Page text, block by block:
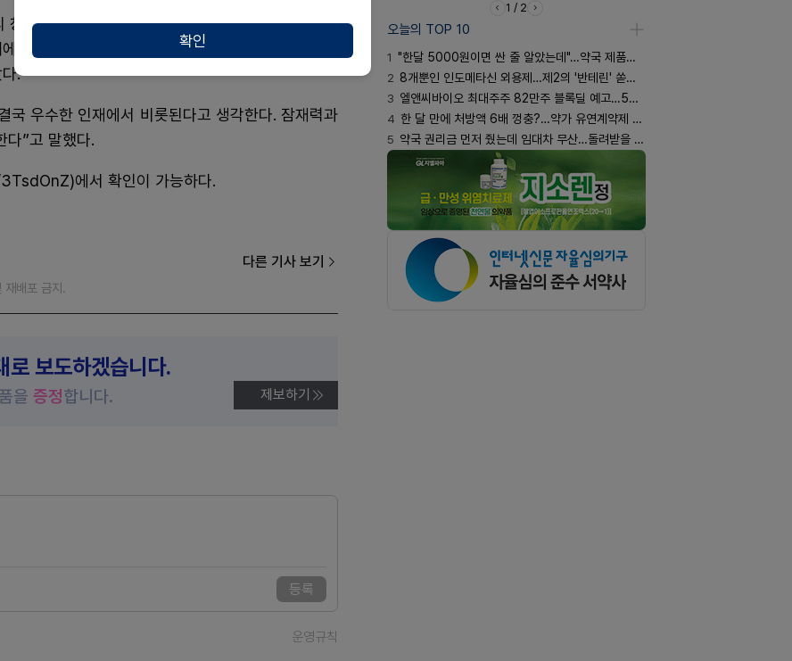
창출에 앞장서 온 공로를 인정받아 2023년 ‘강원특
는 고용노동부로부터 ‘대한민국 일·생활 균형 우수
.
국 우수한 인재에서 비롯된다고 생각한다. 잠재력과
다”고 말했다.
에서 확인이 가능하다.
다른 기사 보기
배포 금지.
로 보도하겠습니다.
을 증정합니다. 제보하기
등록
운영규칙
1 / 2
오늘의 TOP 10
1 "한달 5000원이면 싼 줄 알았는데"…약국 제품과 비교해보니
2 8개뿐인 인도메타신 외용제…제2의 '반테린' 쏟아지나
3 엘앤씨바이오 최대주주 82만주 블록딜 예고…500억 규모
4 한 달 만에 처방액 6배 껑충?…약가 유연계약제 착시효과
5 약국 권리금 먼저 줬는데 임대차 무산…돌려받을 수 있을까
확인